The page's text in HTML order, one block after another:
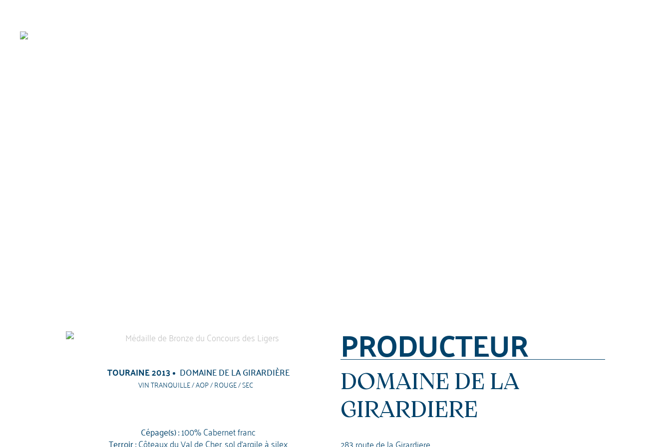
TOURAINE 2013 DOMAINE DE LA GIRARDIÈRE
VIN TRANQUILLE / AOP / ROUGE / SEC
Cépage(s) :100% Cabernet franc
Terroir :Côteaux du Val de Cher, sol d'argile à silex
PRODUCTEUR
DOMAINE DE LA
GIRARDIERE
283 route de la Girardiere